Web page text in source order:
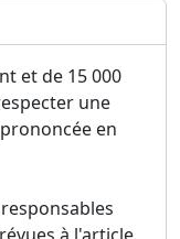
et de 15 000
une
en